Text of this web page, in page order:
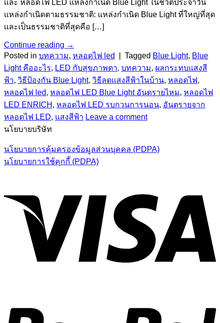
และ หลอดไฟ LED แหล่งกำเนิด Blue Light ในชีวิตประจำวัน
แหล่งกำเนิดตามธรรมชาติ: แหล่งกำเนิด Blue Light ที่ใหญ่ที่สุด
และเป็นธรรมชาติที่สุดคือ […]
Continue reading →
Posted in บทความ, หลอดไฟ led Tagged Blue Light, Blue
Light คืออะไร, LED กับสุขภาพตา, บทความ, ผลกระทบแสงสี
ฟ้า, วิธีป้องกัน Blue Light, วิธีลดแสงสีฟ้าในบ้าน, หลอดไฟ,
หลอดไฟ led, หลอดไฟ LED Blue Light อันตรายไหม, หลอดไฟ
LED ENRICH , หลอดไฟ LED รบกวนการนอน, อันตรายจาก
หลอดไฟ LED, แสงสีฟ้า Leave a comment
นโยบายบริษัท
นโยบายการคุ้มครองข้อมูลส่วนบุคคล (PDPA)
นโยบายการใช้คุกกี้ (PDPA)